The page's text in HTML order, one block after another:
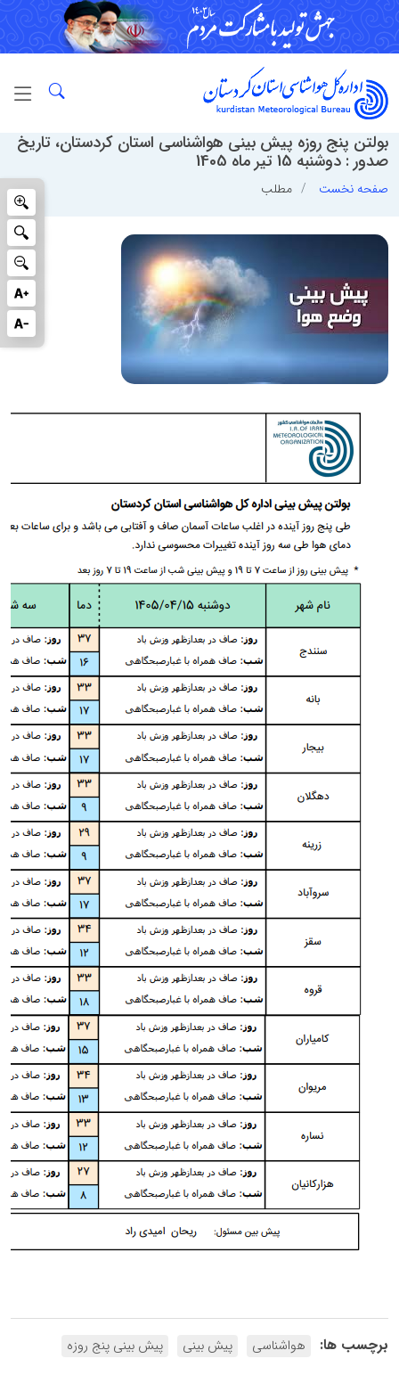
بولتن پنج روزه پیش بینی هواشناسی استان کردستان، تاریخ
صدور : دوشنبه 15 تیر ماه 1405
صفحه نخست مطلب
برچسب ها: هواشناسی پیش بینی پیش بینی پنج روزه